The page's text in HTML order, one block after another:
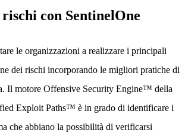
con SentinelOne
le organizzazioni a realizzare i principali
dei rischi incorporando le migliori pratiche di
Il motore Offensive Security Engine™ della
Exploit Paths™ è in grado di identificare i
che abbiano la possibilità di verificarsi